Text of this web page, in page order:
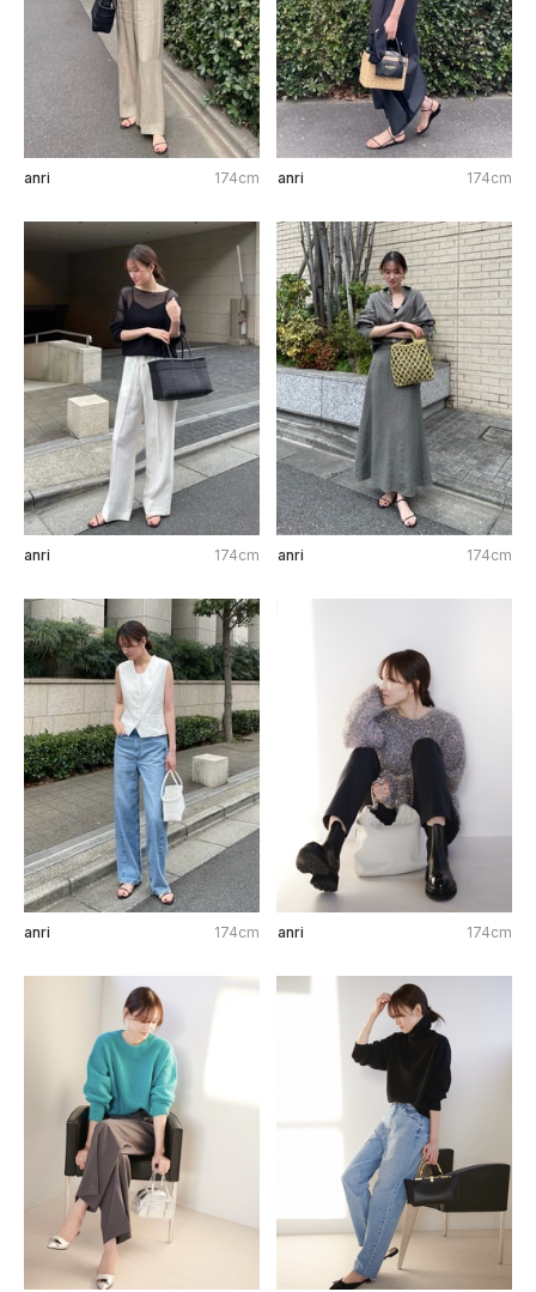
anri 174cm anri 174cm
anri 174cm anri 174cm
anri 174cm anri 174cm